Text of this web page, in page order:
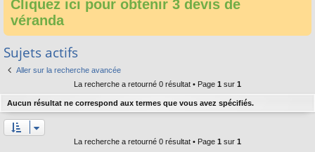
Cliquez ici pour obtenir 3 devis de
véranda
Sujets actifs
Aller sur la recherche avancée
La recherche a retourné 0 résultat • Page 1 sur 1
Aucun résultat ne correspond aux termes que vous avez spécifiés.
La recherche a retourné 0 résultat • Page 1 sur 1